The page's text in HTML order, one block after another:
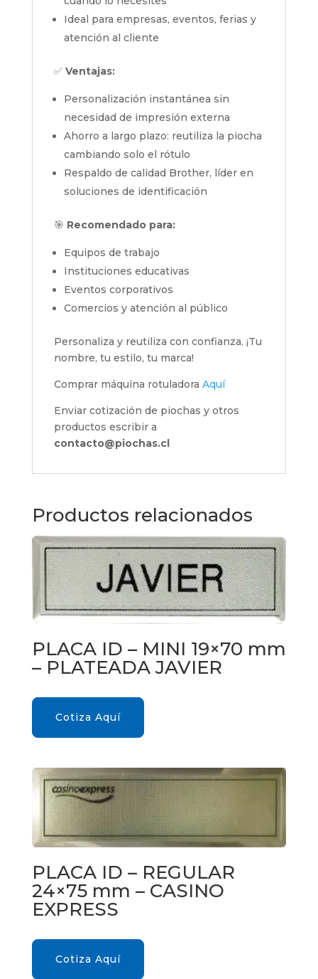
Ideal para empresas, eventos, ferias y
atención al cliente
✅ Ventajas:
Personalización instantánea sin
necesidad de impresión externa
Ahorro a largo plazo: reutiliza la piocha
cambiando solo el rótulo
Respaldo de calidad Brother, líder en
soluciones de identificación
🎯 Recomendado para:
Equipos de trabajo
Instituciones educativas
Eventos corporativos
Comercios y atención al público
Personaliza y reutiliza con confianza. ¡Tu
nombre, tu estilo, tu marca!
Comprar máquina rotuladora Aquí
Enviar cotización de piochas y otros
productos escribir a
contacto@piochas.cl
Productos relacionados
PLACA ID – MINI 19×70 mm
– PLATEADA JAVIER
Cotiza Aquí
PLACA ID – REGULAR
24×75 mm – CASINO
EXPRESS
Cotiza Aquí